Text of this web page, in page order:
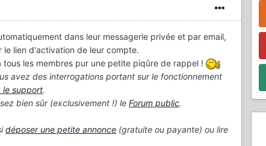
dans leur messagerie privée et par email,
lien d'activation de leur compte.
les membres pur une petite piqûre de rappel !
avez des interrogations portant sur le fonctionnement
le support.
bien sûr (exclusivement !) le Forum public.
déposer une petite annonce (gratuite ou payante) ou lire